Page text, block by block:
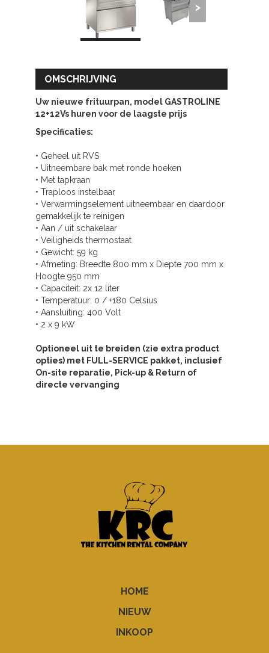
>
OMSCHRIJVING
Uw nieuwe frituurpan, model GASTROLINE
12+12Vs huren voor de laagste prijs
Specificaties:
• Geheel uit RVS
• Uitneembare bak met ronde hoeken
• Met tapkraan
• Traploos instelbaar
• Verwarmingselement uitneembaar en daardoor
gemakkelijk te reinigen
• Aan / uit schakelaar
• Veiligheids thermostaat
• Gewicht: 59 kg
• Afmeting: Breedte 800 mm x Diepte 700 mm x
Hoogte 950 mm
• Capaciteit: 2x 12 liter
• Temperatuur: 0 / +180 Celsius
• Aansluiting: 400 Volt
• 2 x 9 kW
Optioneel uit te breiden (zie extra product
opties) met FULL-SERVICE pakket, inclusief
On-site reparatie, Pick-up & Return of
directe vervanging
HOME
NIEUW
INKOOP